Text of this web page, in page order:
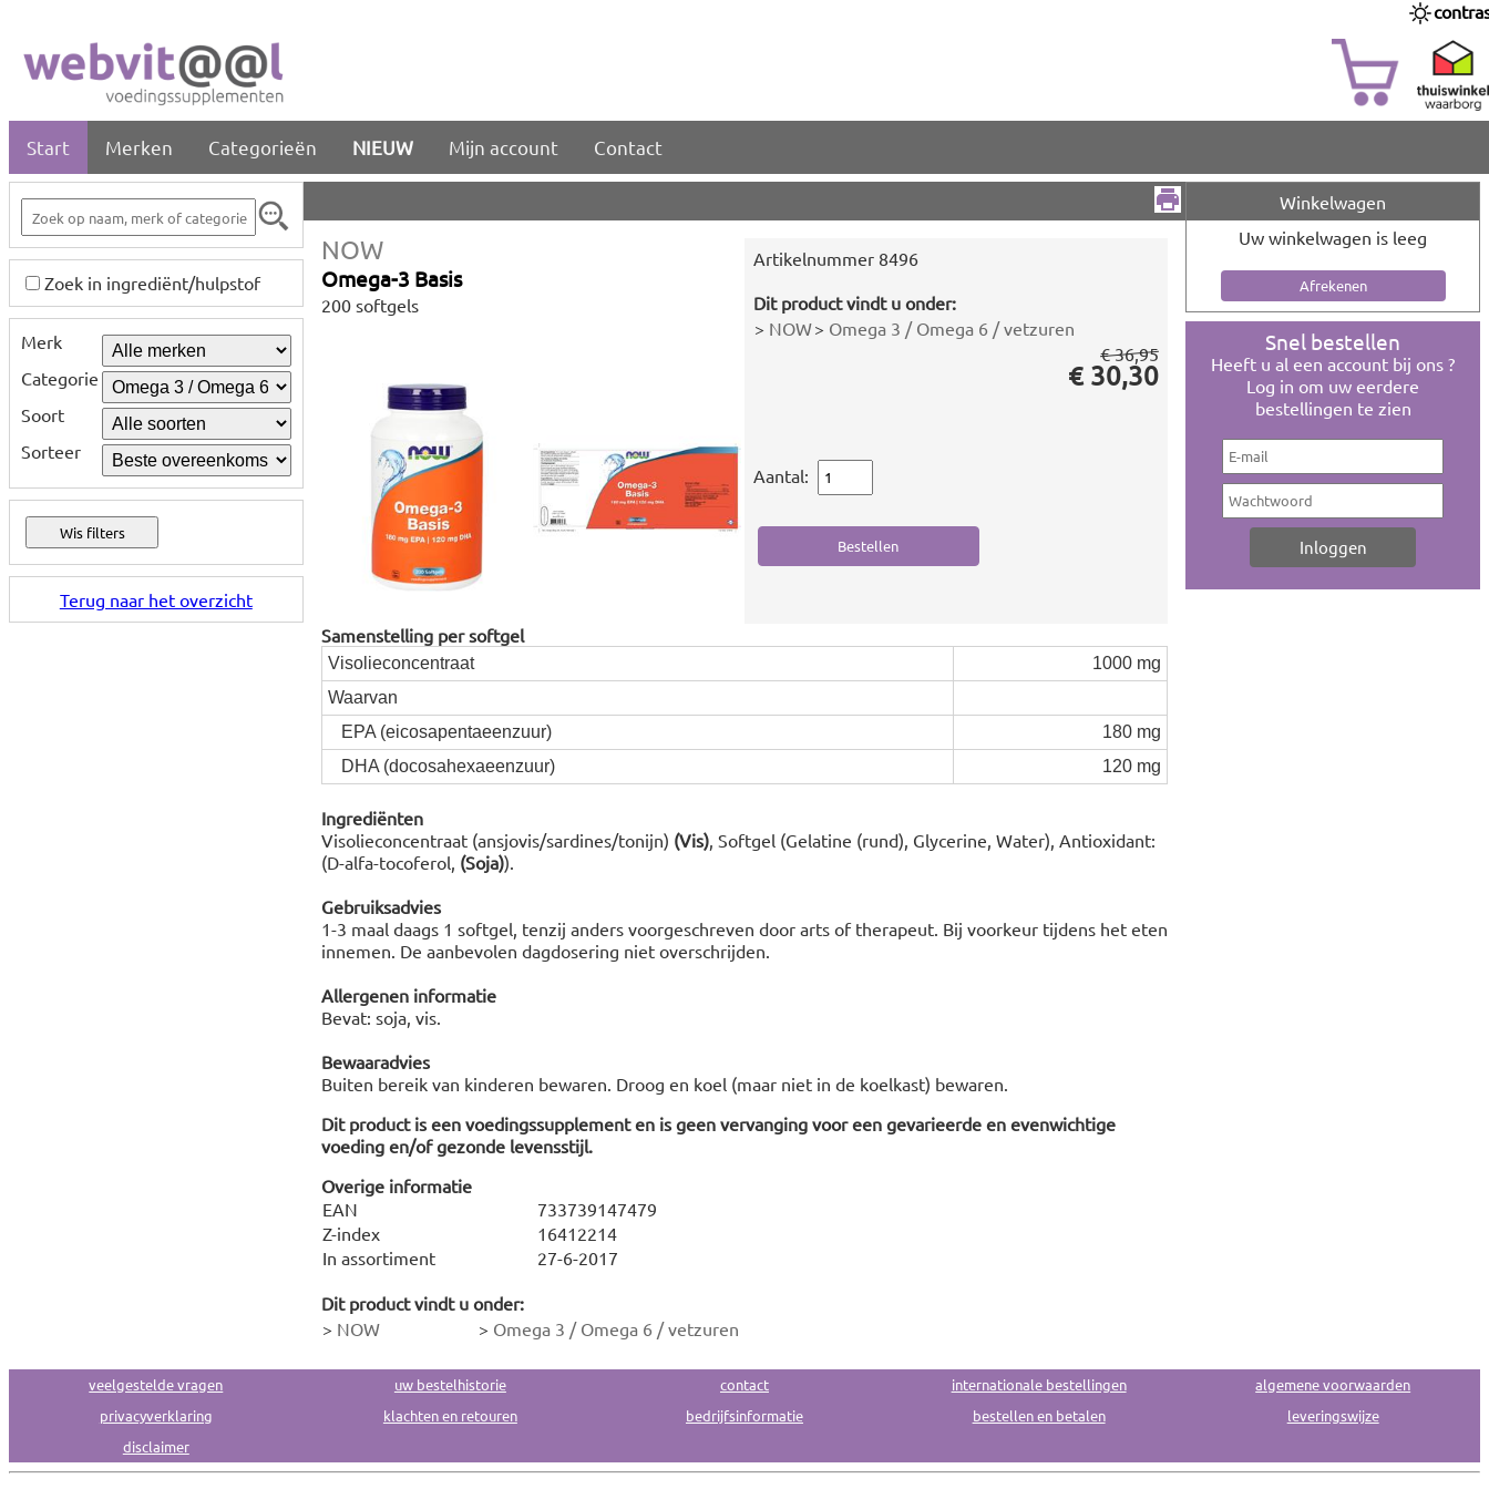
Start Merken Categorieën NIEUW Mijn account Contact
Zoek in ingrediënt/hulpstof
Merk
Categorie
Soort
Sorteer
Terug naar het overzicht
NOW
Omega-3 Basis
200 softgels
Artikelnummer 8496
Dit product vindt u onder:
> NOW> Omega 3 / Omega 6 / vetzuren
€ 36,95
€ 30,30
Aantal:
Samenstelling per softgel
Visolieconcentraat
1000 mg
Waarvan
EPA (eicosapentaeenzuur)
180 mg
DHA (docosahexaeenzuur)
120 mg
Ingrediënten
Visolieconcentraat (ansjovis/sardines/tonijn) (Vis), Softgel (Gelatine (rund), Glycerine, Water), Antioxidant:
(D-alfa-tocoferol, (Soja)).
Gebruiksadvies
1-3 maal daags 1 softgel, tenzij anders voorgeschreven door arts of therapeut. Bij voorkeur tijdens het eten
innemen. De aanbevolen dagdosering niet overschrijden.
Allergenen informatie
Bevat: soja, vis.
Bewaaradvies
Buiten bereik van kinderen bewaren. Droog en koel (maar niet in de koelkast) bewaren.
Dit product is een voedingssupplement en is geen vervanging voor een gevarieerde en evenwichtige
voeding en/of gezonde levensstijl.
Overige informatie
EAN
733739147479
Z-index
16412214
In assortiment
27-6-2017
Dit product vindt u onder:
> NOW > Omega 3 / Omega 6 / vetzuren
Winkelwagen
Uw winkelwagen is leeg
Snel bestellen
Heeft u al een account bij ons ?
Log in om uw eerdere
bestellingen te zien
veelgestelde vragen uw bestelhistorie contact internationale bestellingen
algemene voorwaarden
privacyverklaring
klachten en retouren bedrijfsinformatie bestellen en betalen
leveringswijze
disclaimer